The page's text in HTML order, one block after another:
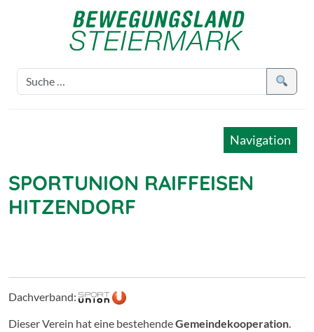
Navigation
SPORTUNION RAIFFEISEN
HITZENDORF
Dachverband:
Dieser Verein hat eine bestehendeGemeindekooperation